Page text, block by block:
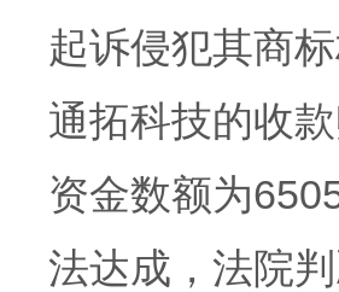
起诉侵犯其商
通拓科技的收
资金数额为
法达成，法院